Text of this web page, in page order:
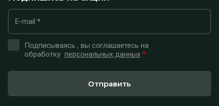
Подписываясь , вы соглашаетесь на
обработку персональных данных *
Отправить